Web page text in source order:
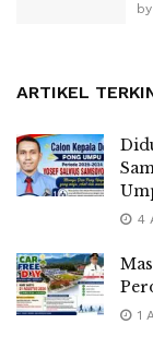
by
ARTIKEL
4
1